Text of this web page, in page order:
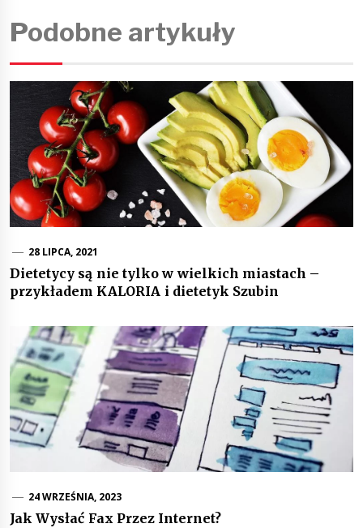
Podobne artykuły
28 LIPCA, 2021
Dietetycy są nie tylko w wielkich miastach –
przykładem KALORIA i dietetyk Szubin
24 WRZEŚNIA, 2023
Jak Wysłać Fax Przez Internet?